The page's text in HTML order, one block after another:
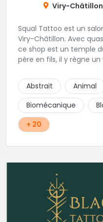
Viry-Châtillon
Squal Tattoo est un
Viry-Châtillon. Avec
ce shop est un temple
père en fils, il y règne
réalisés par les
Squal Tattoo est un
!!
Abstrait Animal
Biomécanique
+ 20